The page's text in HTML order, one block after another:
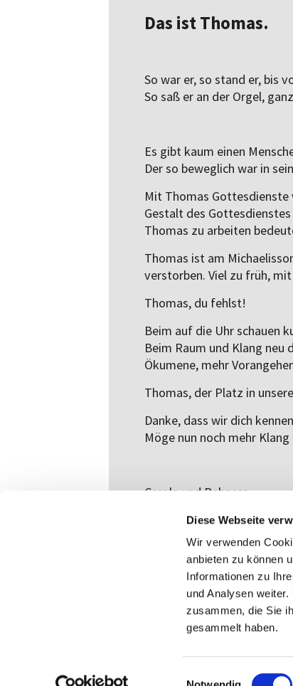
Diese Webseite
Wir verwenden
anbieten zu können
Informationen zu
und Analysen
zusammen, die Sie
gesammelt haben.
Das ist Thomas.
So war er, so stand er, bis
So saß er an der Orgel,
Es gibt kaum einen
Der so beweglich war in
Mit Thomas Gottesdienste
Gestalt des
Thomas zu arbeiten
Thomas ist am
verstorben. Viel zu früh,
Thomas, du fehlst!
Beim auf die Uhr schauen
Beim Raum und Klang
Ökumene, mehr
Thomas, der Platz in
Danke, dass wir dich
Möge nun noch mehr
Carola und Rebecca